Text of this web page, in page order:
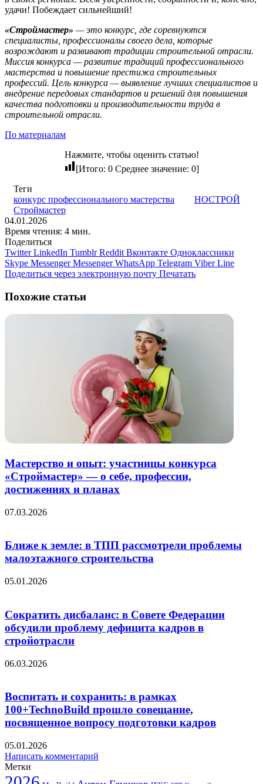
удачи! Побеждает сильнейший!
«Строймастер» — это конкурс, где соревнуются
специалисты, профессионалы своего дела, которые
возрождают и развивают традиции строительной отрасли.
Миссия конкурса — развитие традиций профессионального
мастерства и повышение престижа строительных
профессий. Цель конкурса — выявление лучших специалистов и
внедрение передовых стандартов и решений для повышения
качества подготовки и производительности труда в
строительной отрасли.
По материалам
Нажмите, чтобы оценить статью!
[Итого: 0 Среднее значение: 0]
Теги
конкурс профессионального мастерства
НОСТРОЙ
Строймастер
04.01.2026
Время чтения: 4 мин.
Поделиться
Twitter LinkedIn Tumblr Reddit Вконтакте Одноклассники
Skype Messenger Messenger WhatsApp Telegram Viber Line
Поделиться через электронную почту Печатать
Похожие статьи
Мастерство и опыт: участницы конкурса
«Строймастер» — о себе, профессии,
достижениях и планах
07.03.2026
Ближе к земле: в ТПП рассмотрели проблемы
малоэтажного строительства
05.01.2026
Сократить дисбаланс: в Совете Федерации
обсудили проблему дефицита кадров в
стройотрасли
06.03.2026
Воспитать и сохранить: в рамках
100+TechnoBuild прошло совещание,
посвященное вопросу подготовки кадров
05.01.2026
Написать комментарий
Метки